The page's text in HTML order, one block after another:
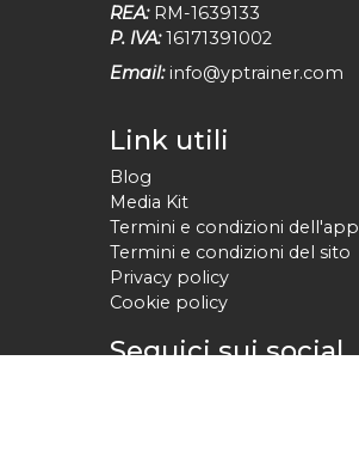
REA: RM-1639133
P. IVA: 16171391002
Email: info@yptrainer.com
Link utili
Blog
Media Kit
Termini e condizioni dell'app
Termini e condizioni del sito
Privacy policy
Cookie policy
Seguici sui social